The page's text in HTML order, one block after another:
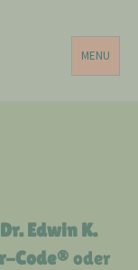
MENU
Edwin K.
Code® oder